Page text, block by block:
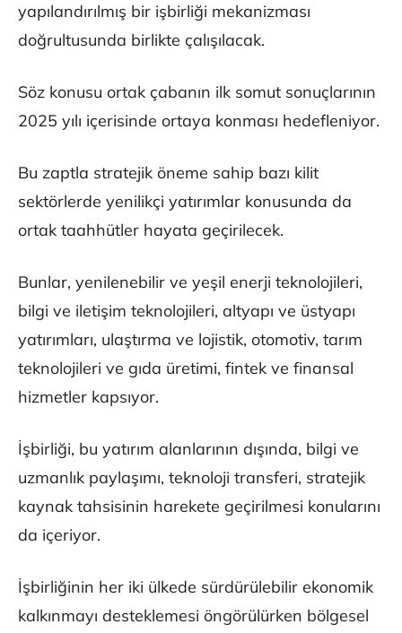
yapılandırılmış bir işbirliği mekanizması
doğrultusunda birlikte çalışılacak.
Söz konusu ortak çabanın ilk somut sonuçlarının
2025 yılı içerisinde ortaya konması hedefleniyor.
Bu zaptla stratejik öneme sahip bazı kilit
sektörlerde yenilikçi yatırımlar konusunda da
ortak taahhütler hayata geçirilecek.
Bunlar, yenilenebilir ve yeşil enerji teknolojileri,
bilgi ve iletişim teknolojileri, altyapı ve üstyapı
yatırımları, ulaştırma ve lojistik, otomotiv, tarım
teknolojileri ve gıda üretimi, fintek ve finansal
hizmetler kapsıyor.
İşbirliği, bu yatırım alanlarının dışında, bilgi ve
uzmanlık paylaşımı, teknoloji transferi, stratejik
kaynak tahsisinin harekete geçirilmesi konularını
da içeriyor.
İşbirliğinin her iki ülkede sürdürülebilir ekonomik
kalkınmayı desteklemesi öngörülürken bölgesel